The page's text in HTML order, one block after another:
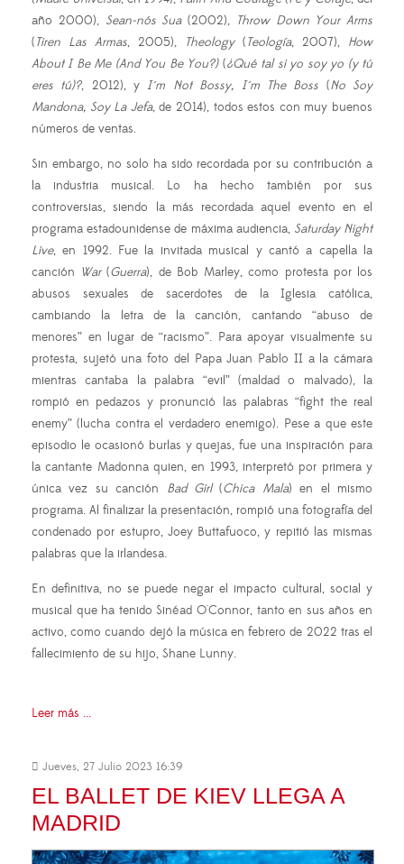
año 2000), Sean-nós Sua(2002), Throw Down Your Arms
(Tiren Las Armas, 2005), Theology(Teología, 2007), How
About I Be Me (And You Be You?)(¿Qué tal si yo soy yo (y tú
eres tú)?, 2012), yI´m Not Bossy, I´m The Boss (No Soy
Mandona, Soy La Jefa, de 2014), todos estos con muy buenos
números de ventas.
Sin embargo, no solo ha sido recordada por su contribución a
la industria musical. Lo ha hecho también por sus
controversias, siendo la más recordada aquel evento en el
programa estadounidense de máxima audiencia, Saturday Night
Live, en 1992. Fue la invitada musical y cantó a capella la
canción War(Guerra), de Bob Marley, como protesta por los
abusos sexuales de sacerdotes de la Iglesia católica,
cambiando la letra de la canción, cantando “abuso de
menores” en lugar de “racismo”. Para apoyar visualmente su
protesta, sujetó una foto del Papa Juan Pablo II a la cámara
mientras cantaba la palabra “evil” (maldad o malvado), la
rompió en pedazos y pronunció las palabras “fight the real
enemy” (lucha contra el verdadero enemigo). Pese a que este
episodio le ocasionó burlas y quejas, fue una inspiración para
la cantante Madonna quien, en 1993, interpretó por primera y
única vez su canción Bad Girl(Chica Mala) en el mismo
programa. Al finalizar la presentación, rompió una fotografía del
condenado por estupro, Joey Buttafuoco, y repitió las mismas
palabras que la irlandesa.
En definitiva, no se puede negar el impacto cultural, social y
musical que ha tenido Sinéad O'Connor, tanto en sus años en
activo, como cuando dejó la música en febrero de 2022 tras el
fallecimiento de su hijo, Shane Lunny.
Leer más ...
Jueves, 27 Julio 2023 16:39
EL BALLET DE KIEV LLEGA A
MADRID